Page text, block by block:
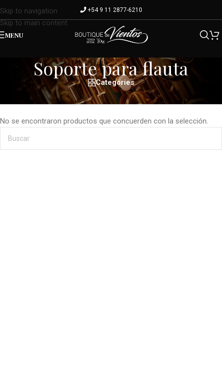
Skip to navigation
Skip to main content
+54 9 11 2877-6210
MENU
Soporte para flauta
Categories
Modelo del producto /Soporte para flauta
No se encontraron productos que concuerden con la selección.